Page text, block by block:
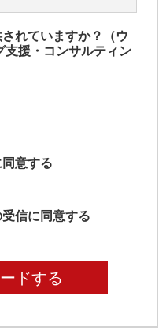
れていますか？（ウ
支援・コンサルティン
同意する
信に同意する
ドする